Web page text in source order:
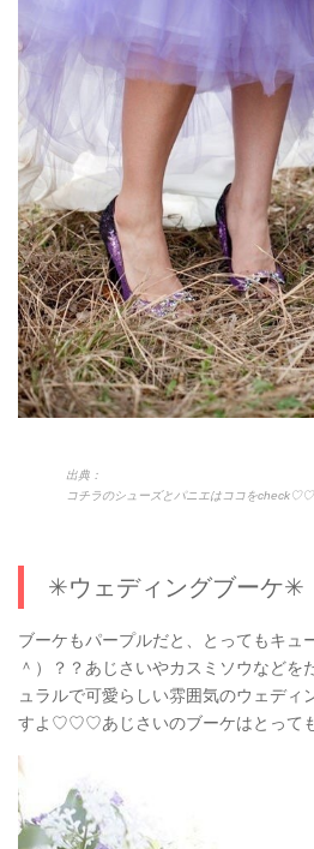
出典：
コチラのシューズとパニエはココをcheck♡♡
✳︎ウェディングブーケ✳︎
ブーケもパープルだと、とってもキュ
＾）？？あじさいやカスミソウなどを
ュラルで可愛らしい雰囲気のウェディ
すよ♡♡♡あじさいのブーケはとって